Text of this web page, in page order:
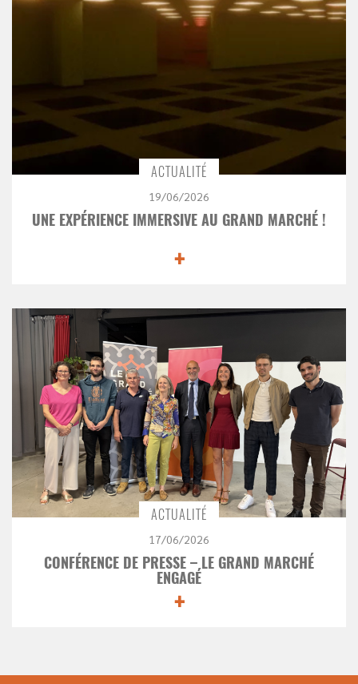
ACTUALITÉ
19/06/2026
UNE EXPÉRIENCE IMMERSIVE AU GRAND MARCHÉ !
+
ACTUALITÉ
17/06/2026
CONFÉRENCE DE PRESSE – LE GRAND MARCHÉ
ENGAGÉ
+